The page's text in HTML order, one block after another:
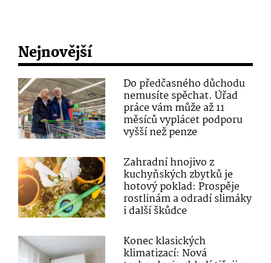
Nejnovější
Do předčasného důchodu
nemusíte spěchat. Úřad
práce vám může až 11
měsíců vyplácet podporu
vyšší než penze
Zahradní hnojivo z
kuchyňských zbytků je
hotový poklad: Prospěje
rostlinám a odradí slimáky
i další škůdce
Konec klasických
klimatizací: Nová